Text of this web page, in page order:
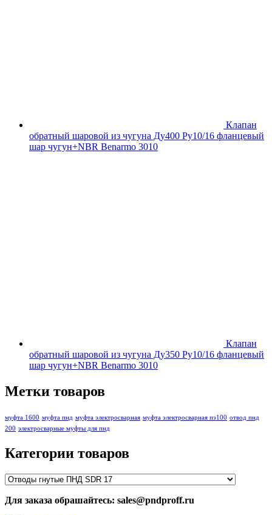
Клапан
обратный шаровой из чугуна Ду400 Ру10/16 фланцевый
шар чугун+NBR Benarmo 3010
Клапан
обратный шаровой из чугуна Ду350 Ру10/16 фланцевый
шар чугун+NBR Benarmo 3010
Метки товаров
муфта 1600 муфта пнд муфта электросварная муфта электросварная пэ100 отвод пнд
200 электросварные муфты для пнд
Категории товаров
Для заказа обрашайтесь: sales@pndproff.ru